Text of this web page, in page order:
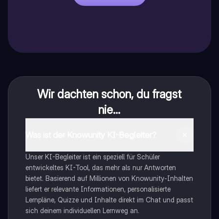
Wir dachten schon, du fragst
nie...
Unser KI-Begleiter ist ein speziell für Schüler
entwickeltes KI-Tool, das mehr als nur Antworten
bietet. Basierend auf Millionen von Knowunity-Inhalten
liefert er relevante Informationen, personalisierte
Lernpläne, Quizze und Inhalte direkt im Chat und passt
sich deinem individuellen Lernweg an.